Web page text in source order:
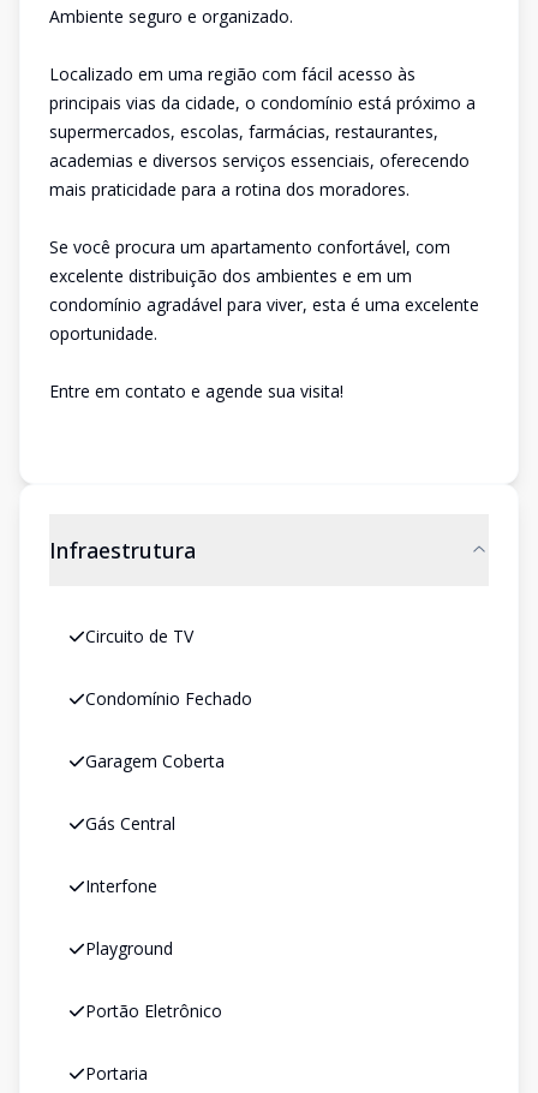
Ambiente seguro e organizado.
Localizado em uma região com fácil acesso às
principais vias da cidade, o condomínio está próximo a
supermercados, escolas, farmácias, restaurantes,
academias e diversos serviços essenciais, oferecendo
mais praticidade para a rotina dos moradores.
Se você procura um apartamento confortável, com
excelente distribuição dos ambientes e em um
condomínio agradável para viver, esta é uma excelente
oportunidade.
Entre em contato e agende sua visita!
Infraestrutura
Circuito de TV
Condomínio Fechado
Garagem Coberta
Gás Central
Interfone
Playground
Portão Eletrônico
Portaria